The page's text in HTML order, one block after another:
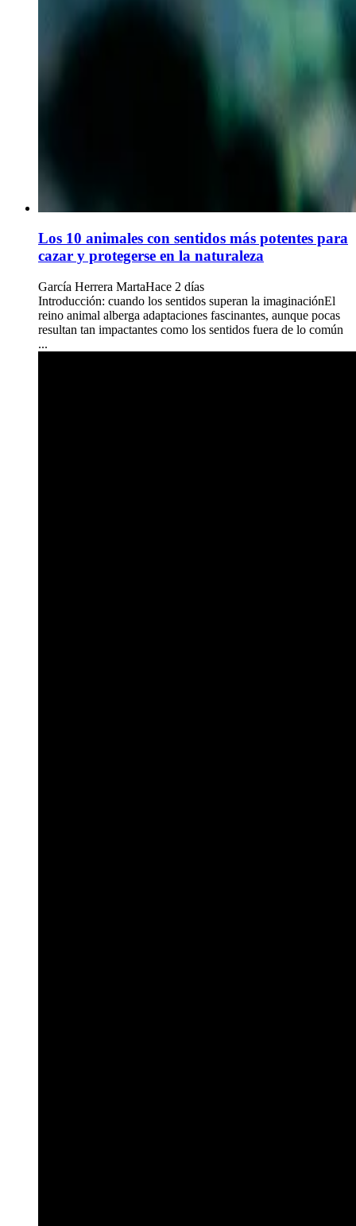
Los 10 animales con sentidos más potentes para
cazar y protegerse en la naturaleza
García Herrera MartaHace 2 días
Introducción: cuando los sentidos superan la imaginaciónEl
reino animal alberga adaptaciones fascinantes, aunque pocas
resultan tan impactantes como los sentidos fuera de lo común
...